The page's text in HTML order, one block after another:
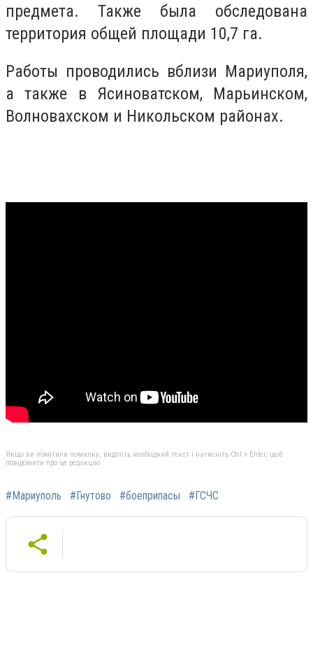
предмета. Также была обследована
территория общей площади 10,7 га.
Работы проводились вблизи Мариуполя,
а также в Ясиноватском, Марьинском,
Волновахском и Никольском районах.
Якщо ви помітили помилку, виділіть необхідний текст і натисніть Ctrl + Enter, щоб
повідомити про це редакцію
#Мариуполь #Гнутово #боеприпасы #ГСЧС